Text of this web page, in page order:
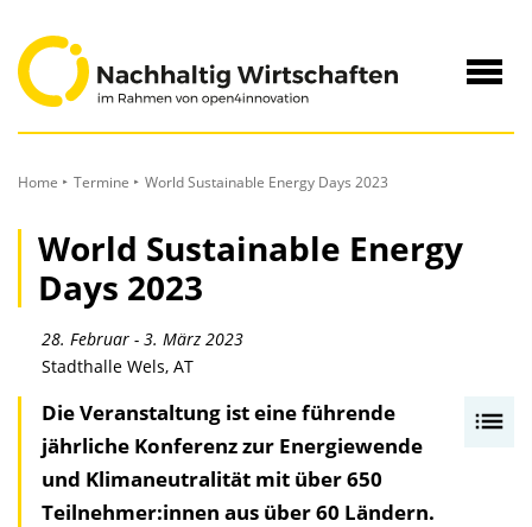
Inhalt
Home Termine World Sustainable Energy Days 2023
World Sustainable Energy
Days 2023
28. Februar - 3. März 2023
Stadthalle Wels, AT
Die Veranstaltung ist eine führende
jährliche Konferenz zur Energiewende
und Klimaneutralität mit über 650
Teilnehmer:innen aus über 60 Ländern.